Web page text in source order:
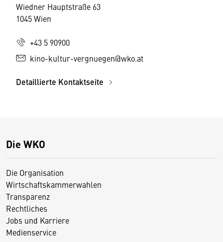
Wiedner Hauptstraße 63
1045 Wien
+43 5 90900
kino-kultur-vergnuegen@wko.at
Detaillierte Kontaktseite
Die WKO
Die Organisation
Wirtschaftskammerwahlen
Transparenz
Rechtliches
Jobs und Karriere
Medienservice